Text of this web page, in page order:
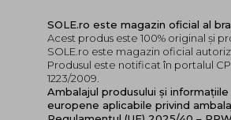
SOLE.ro este magazin oficial al
Acest produs este 100% original și
SOLE.ro este magazin oficial
Produsul este notificat în portalul
1223/2009.
Ambalajul produsului și
europene aplicabile privind